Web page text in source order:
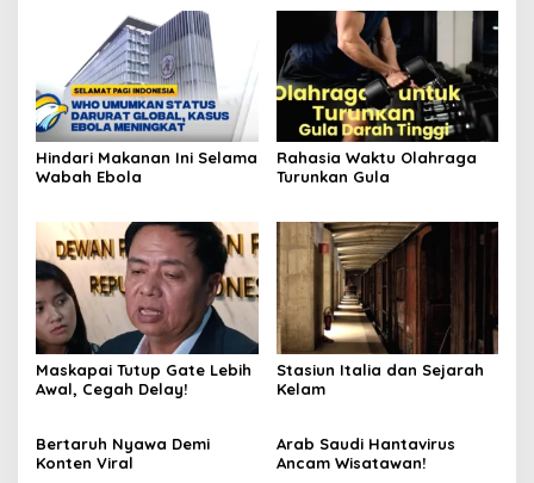
Hindari Makanan Ini Selama
Wabah Ebola
Rahasia Waktu Olahraga
Turunkan Gula
Maskapai Tutup Gate Lebih
Awal, Cegah Delay!
Stasiun Italia dan Sejarah
Kelam
Bertaruh Nyawa Demi
Konten Viral
Arab Saudi Hantavirus
Ancam Wisatawan!